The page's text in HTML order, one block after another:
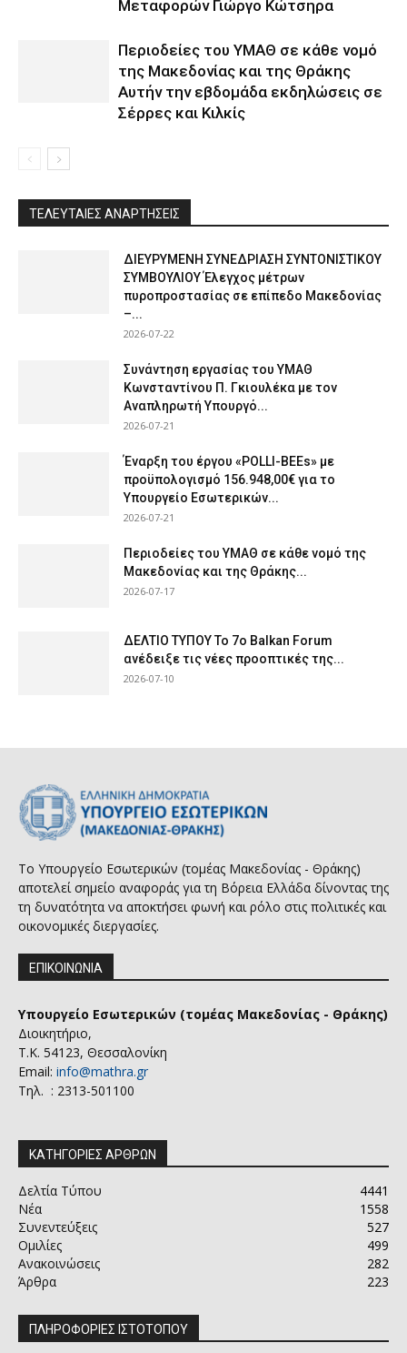
Μεταφορών Γιώργο Κώτσηρα
Περιοδείες του ΥΜΑΘ σε κάθε νομό
της Μακεδονίας και της Θράκης
Αυτήν την εβδομάδα εκδηλώσεις σε
Σέρρες και Κιλκίς
ΤΕΛΕΥΤΑΙΕΣ ΑΝΑΡΤΗΣΕΙΣ
ΔΙΕΥΡΥΜΕΝΗ ΣΥΝΕΔΡΙΑΣΗ ΣΥΝΤΟΝΙΣΤΙΚΟΥ
ΣΥΜΒΟΥΛΙΟΥ Έλεγχος μέτρων
πυροπροστασίας σε επίπεδο Μακεδονίας
–...
2026-07-22
Συνάντηση εργασίας του ΥΜΑΘ
Κωνσταντίνου Π. Γκιουλέκα με τον
Αναπληρωτή Υπουργό...
2026-07-21
Έναρξη του έργου «POLLI-BEEs» με
προϋπολογισμό 156.948,00€ για το
Υπουργείο Εσωτερικών...
2026-07-21
Περιοδείες του ΥΜΑΘ σε κάθε νομό της
Μακεδονίας και της Θράκης...
2026-07-17
ΔΕΛΤΙΟ ΤΥΠΟΥ Το 7ο Balkan Forum
ανέδειξε τις νέες προοπτικές της...
2026-07-10
Το Υπουργείο Εσωτερικών (τομέας Μακεδονίας - Θράκης)
αποτελεί σημείο αναφοράς για τη Βόρεια Ελλάδα δίνοντας της
τη δυνατότητα να αποκτήσει φωνή και ρόλο στις πολιτικές και
οικονομικές διεργασίες.
ΕΠΙΚΟΙΝΩΝΙΑ
Υπουργείο Εσωτερικών (τομέας Μακεδονίας - Θράκης)
Διοικητήριο,
Τ.Κ. 54123, Θεσσαλονίκη
Email: info@mathra.gr
Τηλ. : 2313-501100
ΚΑΤΗΓΟΡΙΕΣ ΑΡΘΡΩΝ
Δελτία Τύπου
4441
Νέα
1558
Συνεντεύξεις
527
Ομιλίες
499
Ανακοινώσεις
282
Άρθρα
223
ΠΛΗΡΟΦΟΡΙΕΣ ΙΣΤΟΤΟΠΟΥ